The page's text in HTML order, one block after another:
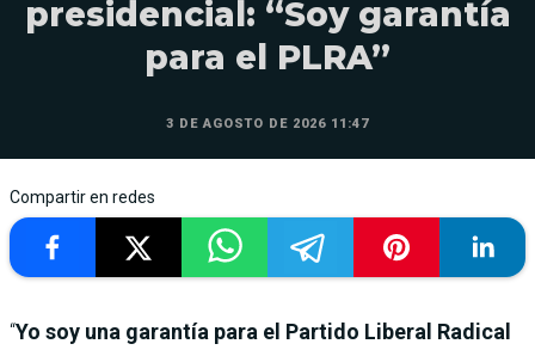
presidencial: “Soy garantía
para el PLRA”
3 DE AGOSTO DE 2026 11:47
Compartir en redes
“Yo soy una garantía para el Partido Liberal Radical